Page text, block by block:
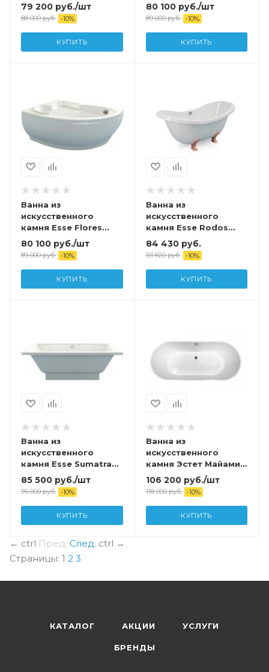
,золото,бронза,
(комплект) с ножками
и сливом
79 200 руб./шт
88 000руб. -10%
КУПИТЬ
80 100руб./шт
89 000руб. -10%
КУПИТЬ
Ванна из
искусственного
камня Esse Flores
149*101,5(103) R
80 100 руб./шт
89 000руб. -10%
КУПИТЬ
Ванна из
искусственного
камня Esse Rodos
195*90 ножки бронза
(комплект)
84 430руб.
93 820руб. -10%
КУПИТЬ
Ванна из
искусственного
камня Esse Sumatra
170*75
85 500 руб./шт
95 000руб. -10%
КУПИТЬ
Ванна из
искусственного
камня Эстет Майами
160х75
106 200руб./шт
118 000руб. -10%
КУПИТЬ
← ctrl Пред. След. ctrl →
Страницы: 1 2 3
КАТАЛОГ АКЦИИ УСЛУГИ
БРЕНДЫ